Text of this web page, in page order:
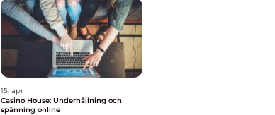
15. apr
Casino House: Underhållning och
spänning online